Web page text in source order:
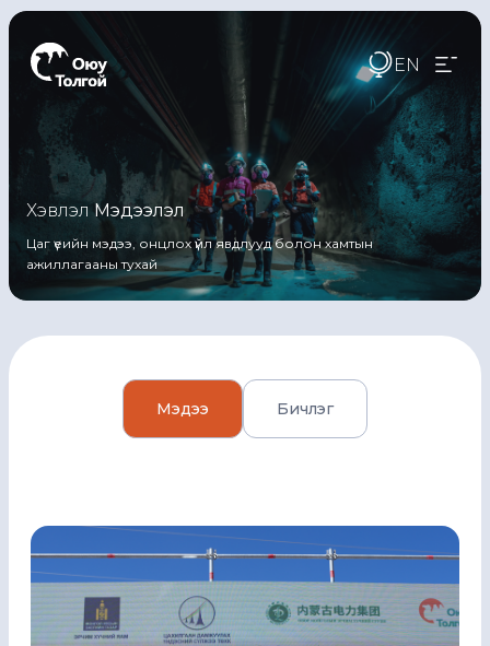
EN
ХэвлэлMэдээлэл
Цаг үеийн мэдээ, онцлох үйл явдлууд болон хамтын
ажиллагааны тухай
Мэдээ Бичлэг